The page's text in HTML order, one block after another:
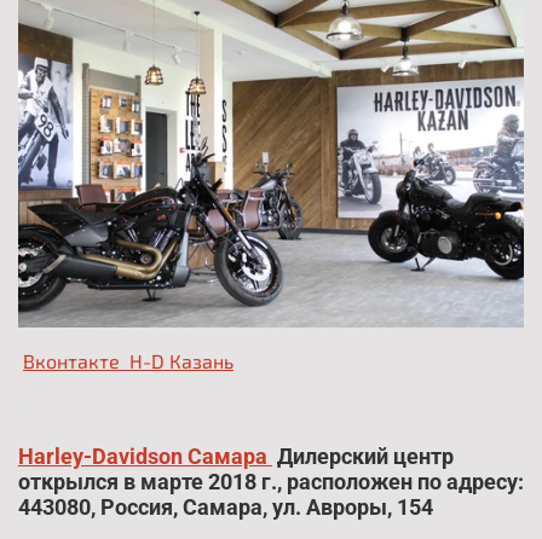
Вконтакте H-D Казань
Harley-Davidson Самара Дилерский центр
открылся в марте 2018 г., расположен по адресу:
443080, Россия, Самара, ул. Авроры, 154